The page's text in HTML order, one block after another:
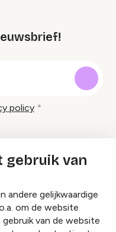
gebruik van
andere gelijkwaardige
om de website
van de website
policy
te